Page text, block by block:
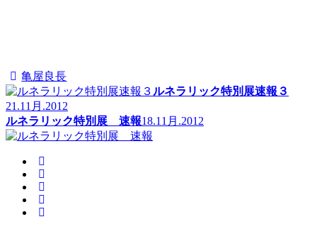
亀屋良長
ルネラリック特別展速報３
21.11月.2012
ルネラリック特別展 速報18.11月.2012